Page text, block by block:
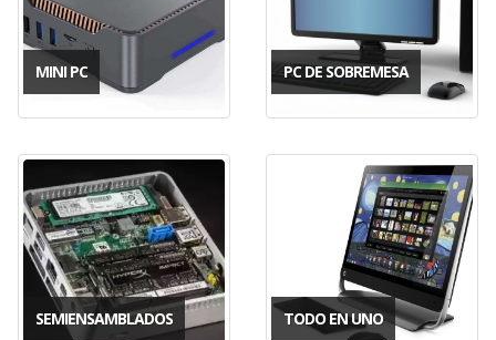
MINI PC PC DE SOBREMESA
SEMIENSAMBLADOS TODO EN UNO